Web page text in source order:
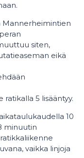
Mannerheimintien
siten,
eikä
5 lisääntyy.
10
minuutin
vaikka linjoja